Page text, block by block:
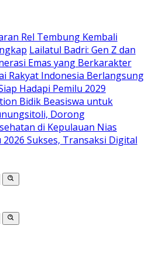
Rel Tembung Kembali
Lailatul Badri: Gen Z dan
Emas yang Berkarakter
Rakyat Indonesia Berlangsung
Hadapi Pemilu 2029
Bidik Beasiswa untuk
Dorong
di Kepulauan Nias
Sukses, Transaksi Digital